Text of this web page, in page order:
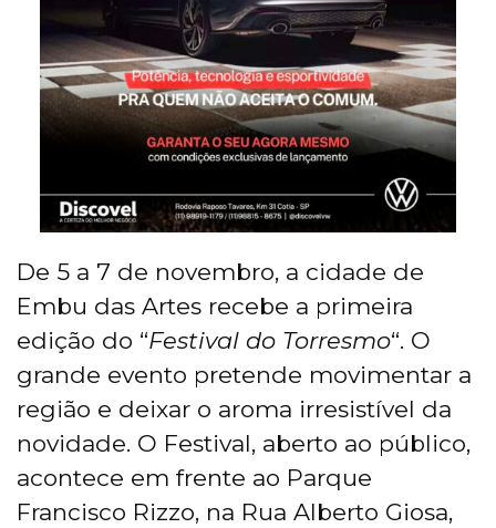
De 5 a 7 de novembro, a cidade de
Embu das Artes recebe a primeira
edição do “Festival do Torresmo“. O
grande evento pretende movimentar a
região e deixar o aroma irresistível da
novidade. O Festival, aberto ao público,
acontece em frente ao Parque
Francisco Rizzo, na Rua Alberto Giosa,